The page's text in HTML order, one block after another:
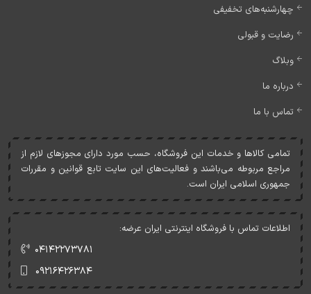
چهارشنبه‌های تخفیفی
رضایت و قبولی
وبلاگ
درباره ما
تماس با ما
تمامی کالاها و خدمات اين فروشگاه، حسب مورد دارای مجوزهای لازم از
مراجع مربوطه می‌باشند و فعاليت‌های اين سايت تابع قوانين و مقررات
جمهوری اسلامی ايران است.
اطلاعات تماس با فروشگاه اینترنتی ایران عرضه:
۰۴۱۴۲۲۷۳۷۸۱
۰۹۲۱۶۴۲۶۳۸۴